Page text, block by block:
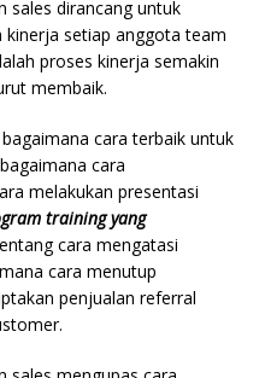
sales dirancang untuk
setiap anggota team
proses kinerja semakin
membaik.
cara terbaik untuk
cara
melakukan presentasi
training yang
cara mengatasi
cara menutup
penjualan referral